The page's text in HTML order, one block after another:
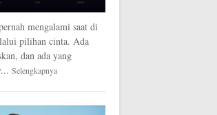
mengalami saat di
pilihan cinta. Ada
dan ada yang
Selengkapnya